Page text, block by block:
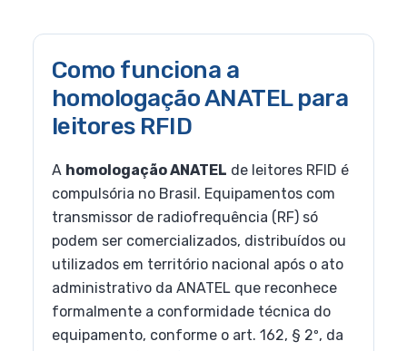
Como funciona a
homologação ANATEL para
leitores RFID
A homologação ANATEL de leitores RFID é
compulsória no Brasil. Equipamentos com
transmissor de radiofrequência (RF) só
podem ser comercializados, distribuídos ou
utilizados em território nacional após o ato
administrativo da ANATEL que reconhece
formalmente a conformidade técnica do
equipamento, conforme o art. 162, § 2º, da